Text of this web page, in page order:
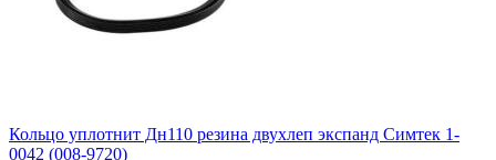
Кольцо уплотнит Дн110 резина двухлеп экспанд Симтек 1-
0042 (008-9720)